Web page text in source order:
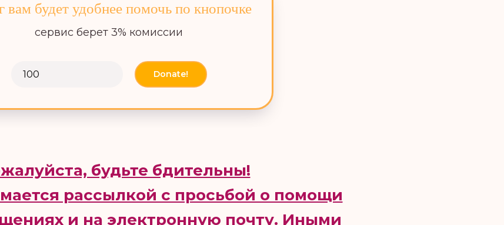
вам будет удобнее помочь по кнопочке
сервис берет 3% комиссии
Donate!
будьте бдительны!
рассылкой с просьбой о помощи
и на электронную почту. Иными